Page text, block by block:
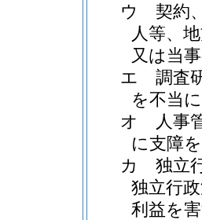
ウ
契約
人等、
又は当
エ
調査
を不当
オ
人事
に支障
カ
独立
独立行
利益を